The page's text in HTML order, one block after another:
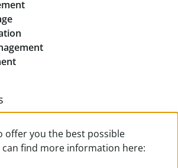
offer you the best possible
find more information here: